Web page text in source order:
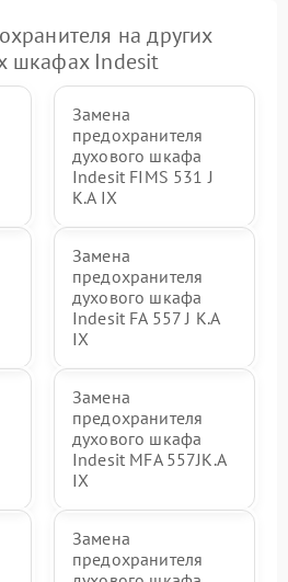
на других
шкафах Indesit
Замена
предохранителя
духового шкафа
Indesit FIMS 531 J
K.A IX
Замена
предохранителя
духового шкафа
Indesit FA 557 J K.A
IX
Замена
предохранителя
духового шкафа
Indesit MFA 557JK.A
IX
Замена
предохранителя